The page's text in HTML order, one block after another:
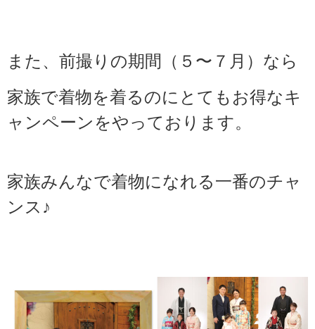
また、前撮りの期間（５〜７月）なら
家族で着物を着るのにとてもお得なキ
ャンペーンをやっております。
家族みんなで着物になれる一番のチャ
ンス♪